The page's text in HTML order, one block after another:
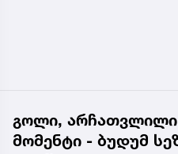
გოლი,
მომენტი - ბუდუმ